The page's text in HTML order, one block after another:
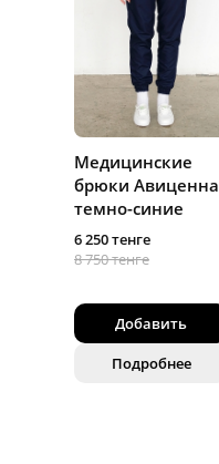
Медицинские
брюки Авиценна
темно-синие
6 250 тенге
8 750 тенге
Добавить
Подробнее